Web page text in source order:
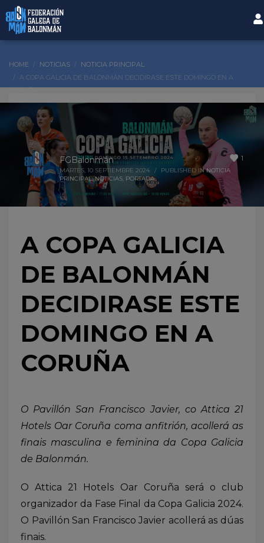
HOME NOTICIAS
NOTICIA PRINCIPAL
A COPA GALICIA DE BALONMÁN DECIDIRASE ESTE DOMINGO EN A
1
FGBalonmán
MARTES, 10 SEPTIEMBRE 2024 / PUBLISHED INNOTICIA
PRINCIPAL,NOTICIAS, PORTADA
A COPA GALICIA
DE BALONMÁN
DECIDIRASE ESTE
DOMINGO EN A
CORUÑA
O Pavillón San Francisco Javier, co Attica 21
Hotels Oar Coruña coma anfitrión, acollerá as
finais masculina e feminina da Copa Galicia
de Balonmán.
O Attica 21 Hotels Oar Coruña será o club
organizador da Fase Final da Copa Galicia 2024.
O Pavillón San Francisco Javier acollerá as dúas
finais.